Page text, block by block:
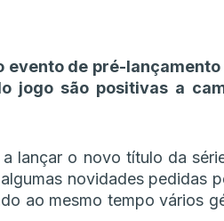
evento de pré-
jogo são positivas a
lançar o novo título da
novidades pedidas
ao mesmo tempo vários